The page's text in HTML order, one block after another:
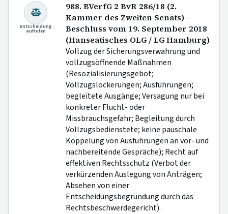
Entscheidung
aufrufen
988. BVerfG 2 BvR 286/18 (2.
Kammer des Zweiten Senats) –
Beschluss vom 19. September 2018
(Hanseatisches OLG / LG Hamburg)
Vollzug der Sicherungsverwahrung und
vollzugsöffnende Maßnahmen
(Resozialisierungsgebot;
Vollzugslockerungen; Ausführungen;
begleitete Ausgänge; Versagung nur bei
konkreter Flucht- oder
Missbrauchsgefahr; Begleitung durch
Vollzugsbedienstete; keine pauschale
Koppelung von Ausführungen an vor- und
nachbereitende Gespräche); Recht auf
effektiven Rechtsschutz (Verbot der
verkürzenden Auslegung von Anträgen;
Absehen von einer
Entscheidungsbegründung durch das
Rechtsbeschwerdegericht).